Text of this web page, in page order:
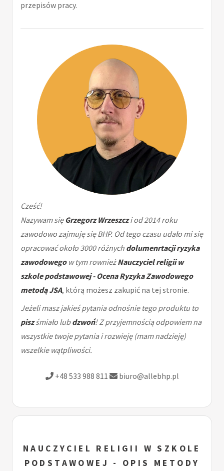
przepisów pracy.
Cześć!
Nazywam sięGrzegorz Wrzeszczi od 2014 roku
zawodowo zajmuję się BHP. Od tego czasu udało mi się
opracować około 3000 różnych dolumenrtacji ryzyka
zawodowegow tym rownieżNauczyciel religii w
szkole podstawowej - Ocena Ryzyka Zawodowego
metodą JSA, którą możesz zakupić na tej stronie.
Jeżeli masz jakieś pytania odnośnie tego produktu to
piszśmiało lubdzwoń! Z przyjemnością odpowiem na
wszystkie twoje pytania i rozwieję (mam nadzieję)
wszelkie wątpliwości.
+48 533 988 811 biuro@allebhp.pl
NAUCZYCIEL RELIGII W SZKOLE
PODSTAWOWEJ - OPIS METODY